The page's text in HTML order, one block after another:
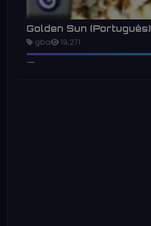
Golden Sun (Português)
gba 19,271